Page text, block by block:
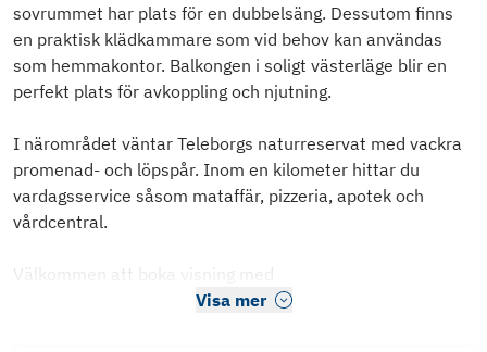
sovrummet har plats för en dubbelsäng. Dessutom finns
en praktisk klädkammare som vid behov kan användas
som hemmakontor. Balkongen i soligt västerläge blir en
perfekt plats för avkoppling och njutning.
I närområdet väntar Teleborgs naturreservat med vackra
promenad- och löpspår. Inom en kilometer hittar du
vardagsservice såsom mataffär, pizzeria, apotek och
vårdcentral.
Välkommen att boka visning med
Visa mer